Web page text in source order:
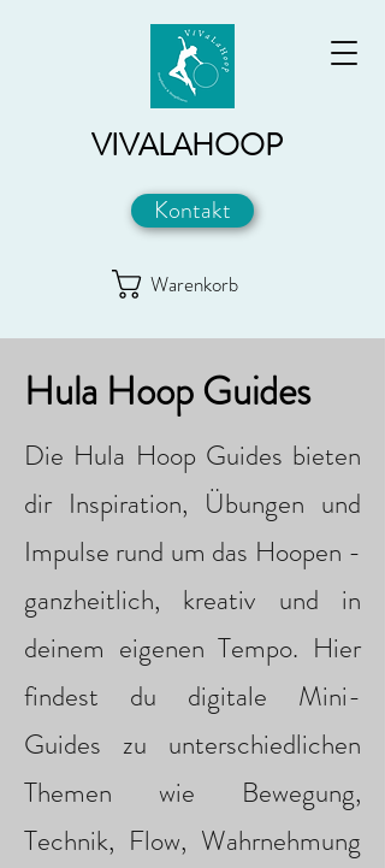
VIVALAHOOP
Kontakt
Warenkorb
Hula Hoop Guides
Die Hula Hoop Guides bieten
dir Inspiration, Übungen und
Impulse rund um das Hoopen -
ganzheitlich, kreativ und in
deinem eigenen Tempo. Hier
findest du digitale Mini-
Guides zu unterschiedlichen
Themen wie Bewegung,
Technik, Flow, Wahrnehmung